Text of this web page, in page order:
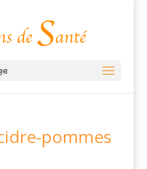
pommes